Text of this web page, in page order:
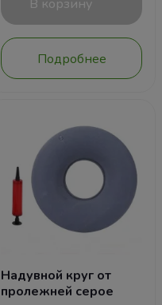
В корзину
Подробнее
Надувной круг от
пролежней серое